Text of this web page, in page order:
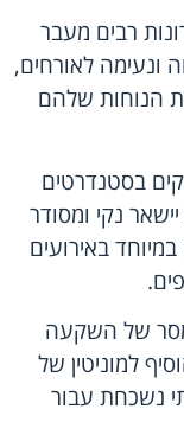
רבים מעבר
ונעימה לאורחים,
הנוחות שלהם
בסטנדרטים
נקי ומסודר
באירועים
של השקעה
למוניטין של
נשכחת עבור